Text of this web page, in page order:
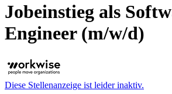
Jobeinstieg als
Engineer (m/w/d)
Diese Stellenanzeige ist leider inaktiv.